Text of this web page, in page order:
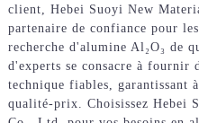
client, Hebei Suoyi New
partenaire de confiance pour
recherche d'alumine Al₂O₃ de
d'experts se consacre à fournir
technique fiables, garantissant
qualité-prix. Choisissez Hebei